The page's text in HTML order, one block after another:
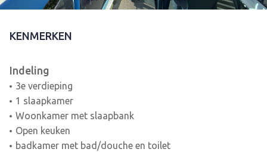
KENMERKEN
Indeling
3e verdieping
1 slaapkamer
Woonkamer met slaapbank
Open keuken
badkamer met bad/douche en toilet